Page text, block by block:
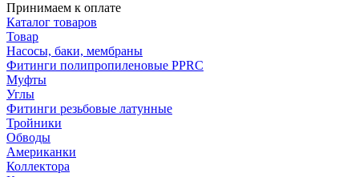
Принимаем к оплате
Каталог товаров
Товар
Насосы, баки, мембраны
Фитинги полипропиленовые PPRC
Муфты
Углы
Фитинги резьбовые латунные
Тройники
Обводы
Американки
Коллектора